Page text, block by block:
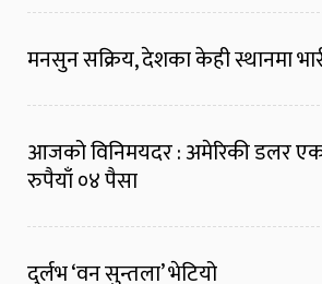
मनसुन सक्रिय, देशका केही स्थानमा
आजको विनिमयदर : अमेरिकी डलर
रुपैयाँ ०४ पैसा
दुर्लभ ‘वन सुन्तला’ भेटियो